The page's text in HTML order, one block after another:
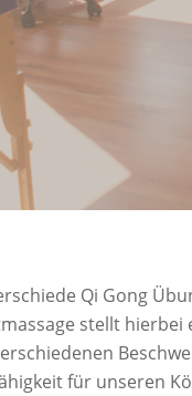
Qi Gong
stellt
für unseren